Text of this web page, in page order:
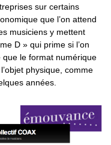
sur certains
que l’on attend
musiciens y mettent
D » qui prime si l’on
le format numérique
physique, comme
années.